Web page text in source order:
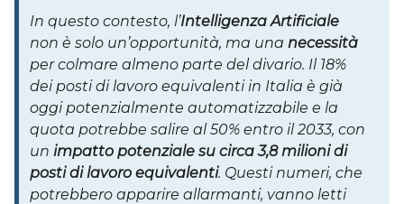
In questo contesto, l’Intelligenza Artificiale
non è solo un’opportunità, ma una necessità
per colmare almeno parte del divario. Il 18%
dei posti di lavoro equivalenti in Italia è già
oggi potenzialmente automatizzabile e la
quota potrebbe salire al 50% entro il 2033, con
un impatto potenziale su circa 3,8 milioni di
posti di lavoro equivalenti. Questi numeri, che
potrebbero apparire allarmanti, vanno letti